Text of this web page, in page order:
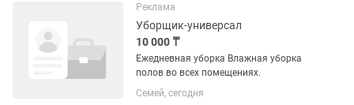
построение карты помещения 📱...
Реклама
Уборщик-универсал
10 000 ₸
Ежедневная уборка Влажная уборка
полов во всех помещениях.
Семей, сегодня